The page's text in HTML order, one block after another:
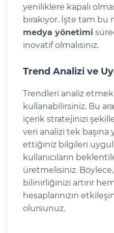
yeniliklere kapalı
bırakıyor. İşte tam bu
medya yönetimi
inovatif olmalısınız.
Trend Analizi ve
Trendleri analiz
kullanabilirsiniz. Bu
içerik stratejinizi
veri analizi tek
ettiğiniz bilgileri
kullanıcıların
üretmelisiniz.
bilinirliğinizi artırır
hesaplarınızın
olursunuz.